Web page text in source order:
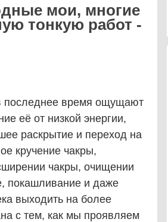
мои, многие
тонкую работ -
последнее время ощущают
её от низкой энергии,
раскрытие и переход на
кручение чакры,
чакры, очищении
покашливание и даже
выходить на более
с тем, как мы проявляем